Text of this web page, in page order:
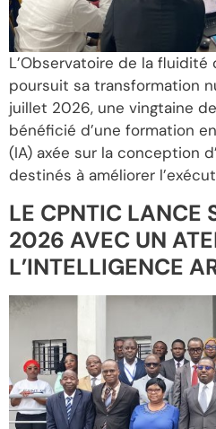
L’Observatoire de la fluidité
poursuit sa transformation
juillet 2026, une vingtaine
bénéficié d’une formation
(IA) axée sur la conception
destinés à améliorer
LE CPNTIC LANCE
2026 AVEC UN
L’INTELLIGENCE